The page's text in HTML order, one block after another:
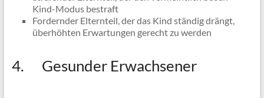
Kind-Modus bestraft
Fordernder Elternteil, der das Kind ständig drängt,
überhöhten Erwartungen gerecht zu werden
4. Gesunder Erwachsener